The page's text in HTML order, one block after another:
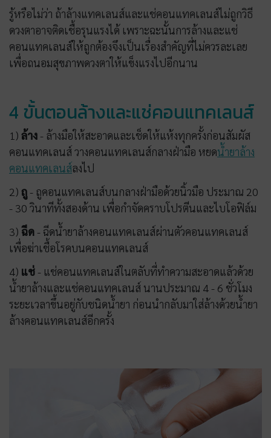
รู้หรือไม่ว่า ถ้าล้างแทคเลนส์และแช่คอนแทคเลนส์ไม่ถูกวิธี
ดวงตาอาจติดเชื้อรุนแรงได้ เพราะฉะนั้นการล้างและแช่
คอนแทคเลนส์ให้ถูกต้องจึงเป็นเรื่องสำคัญที่ไม่ควรละเลย
เพื่อถนอมสุขภาพดวงตาให้แข็งแรงไปอีกนาน
4 ขั้นตอนล้างและแช่คอนแทคเลนส์
1) ล้าง - ล้างมือให้สะอาดและเช็ดให้แห้งทุกครั้งก่อนสัมผัส
คอนแทคเลนส์ วางคอนแทคเลนส์กลางฝ่ามือ หยดน้ำยาล้าง
คอนแทคเลนส์ลงไป
2) ถู - ถูคอนแทคเลนส์บนกลางฝ่ามือด้วยนิ้วมือ ประมาณ 20
- 30 วินาทีทั้งสองด้าน เพื่อกำจัดคราบโปรตีนและไบโอฟิล์ม
3) ฉีด - ฉีดน้ำยาล้างคอนแทคเลนส์ผ่านตัวคอนแทคเลนส์
เพื่อฆ่าเชื้อโรคบนคอนแทคเลนส์
4) แช่ - แช่คอนแทคเลนส์ในตลับที่ทำความสะอาดแล้วด้วย
น้ำยาล้างและแช่คอนแทคเลนส์ นานประมาณ 4 - 6 ชั่วโมง
ระยะเวลาขึ้นอยู่กับชนิดน้ำยา ก่อนนำกลับมาใส่ล้างด้วยน้ำยา
ล้างคอนแทคเลนส์อีกครั้ง